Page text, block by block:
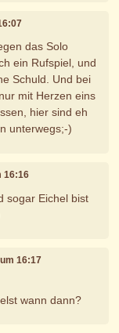
das Solo
ein Rufspiel, und
Schuld. Und bei
mit Herzen eins
hier sind eh
unterwegs;-)
16:16
sogar Eichel bist
16:17
wann dann?